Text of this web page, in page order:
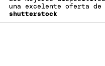
una excelente oferta de
shutterstock